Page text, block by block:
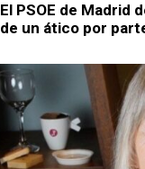
El PSOE de Madrid
de un ático por